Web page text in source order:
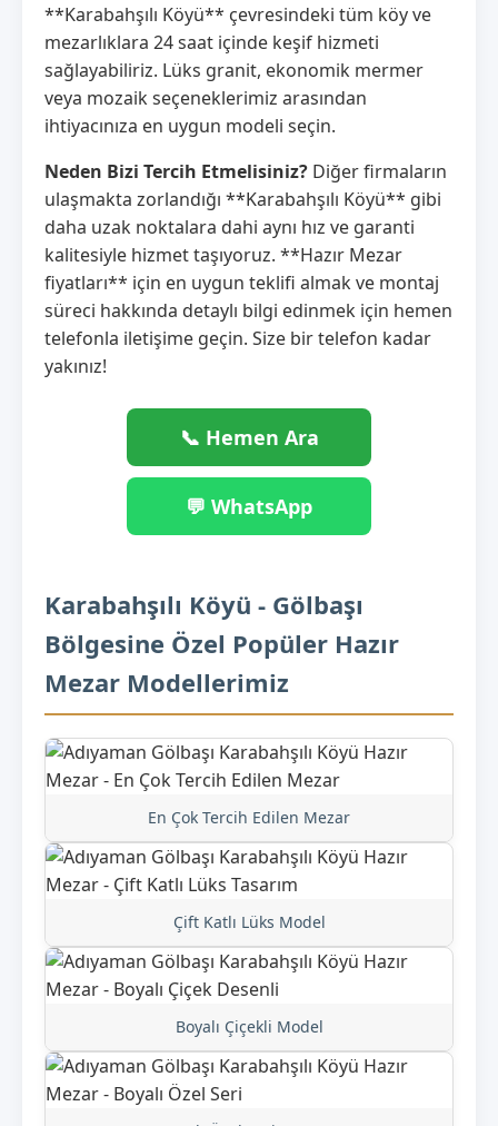
**Karabahşılı Köyü** çevresindeki tüm köy ve
mezarlıklara 24 saat içinde keşif hizmeti
sağlayabiliriz. Lüks granit, ekonomik mermer
veya mozaik seçeneklerimiz arasından
ihtiyacınıza en uygun modeli seçin.
Neden Bizi Tercih Etmelisiniz? Diğer firmaların
ulaşmakta zorlandığı **Karabahşılı Köyü** gibi
daha uzak noktalara dahi aynı hız ve garanti
kalitesiyle hizmet taşıyoruz. **Hazır Mezar
fiyatları** için en uygun teklifi almak ve montaj
süreci hakkında detaylı bilgi edinmek için hemen
telefonla iletişime geçin. Size bir telefon kadar
yakınız!
📞 Hemen Ara
💬 WhatsApp
Karabahşılı Köyü - Gölbaşı
Bölgesine Özel Popüler Hazır
Mezar Modellerimiz
En Çok Tercih Edilen Mezar
Çift Katlı Lüks Model
Boyalı Çiçekli Model